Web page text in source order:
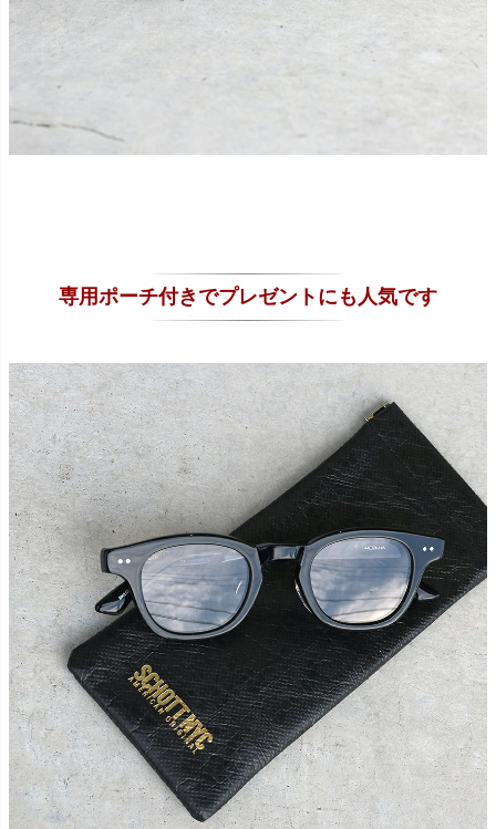
専用ポーチ付きでプレゼントにも人気です